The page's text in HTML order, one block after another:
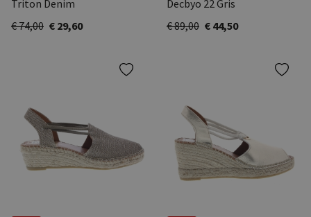
Triton Denim
€ 74,00 € 29,60
Decbyo 22 Gris
€ 89,00 € 44,50